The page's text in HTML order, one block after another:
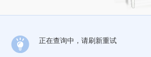
正在查询中，请刷新重试